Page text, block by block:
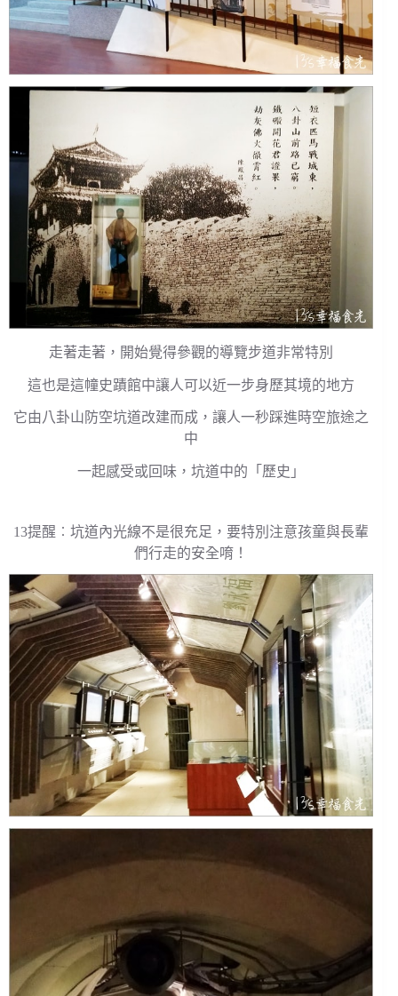
走著走著，開始覺得參觀的導覽步道非常特別
這也是這幢史蹟館中讓人可以近一步身歷其境的地方
它由八卦山防空坑道改建而成，讓人一秒踩進時空旅途之
中
一起感受或回味，坑道中的「歷史」
13提醒︰坑道內光線不是很充足，要特別注意孩童與長輩
們行走的安全唷！